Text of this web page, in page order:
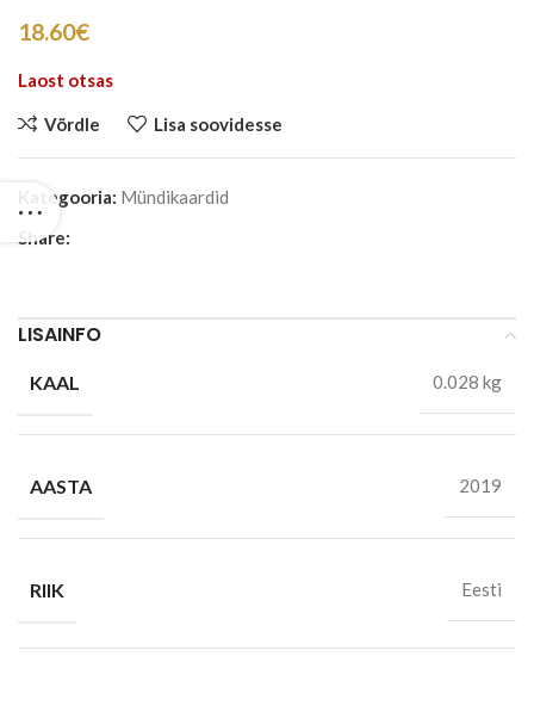
18.60€
Laost otsas
Võrdle Lisa soovidesse
Kategooria: Mündikaardid
Share:
LISAINFO
KAAL 0.028 kg
AASTA 2019
RIIK Eesti